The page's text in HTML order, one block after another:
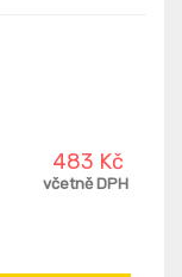
483 Kč
včetně DPH